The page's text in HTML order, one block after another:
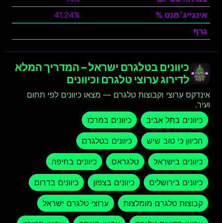
אינגייג׳מנט %
41.24%
גרף
כיוונים בטלגרם ישראל – המדריך המלא
לדירוג ערוצי טלגרם וכיוונים
אינדקס ערוצי וקבוצות טלגרם — מצאו כיוונים לפי תחום
ועיר.
כיוונים בתל אביב
כיוונים במרכז
הכיוון כי טוב שיש כיוונים בטלגרם
כיוונים בישראל טלגראס כיוונים בחיפה
כיוונים בירושלים כיוונים בצפון כיוונים בדרום
קבוצות טלגרם מומלצות ערוצי טלגרם ישראל